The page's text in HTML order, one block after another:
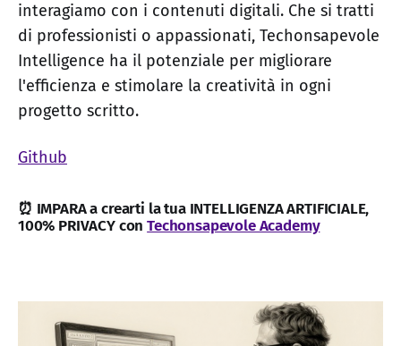
interagiamo con i contenuti digitali. Che si tratti
di professionisti o appassionati, Techonsapevole
Intelligence ha il potenziale per migliorare
l'efficienza e stimolare la creatività in ogni
progetto scritto.
Github
⏰ IMPARA a crearti la tua INTELLIGENZA ARTIFICIALE,
100% PRIVACY conTechonsapevole Academy